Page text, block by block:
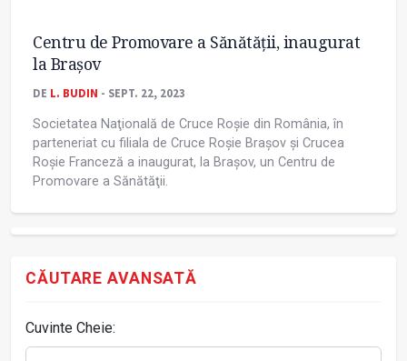
Centru de Promovare a Sănătăţii, inaugurat
la Braşov
DE L. BUDIN - SEPT. 22, 2023
Societatea Naţională de Cruce Roşie din România, în
parteneriat cu filiala de Cruce Roşie Braşov şi Crucea
Roşie Franceză a inaugurat, la Braşov, un Centru de
Promovare a Sănătăţii.
CĂUTARE AVANSATĂ
Cuvinte Cheie: